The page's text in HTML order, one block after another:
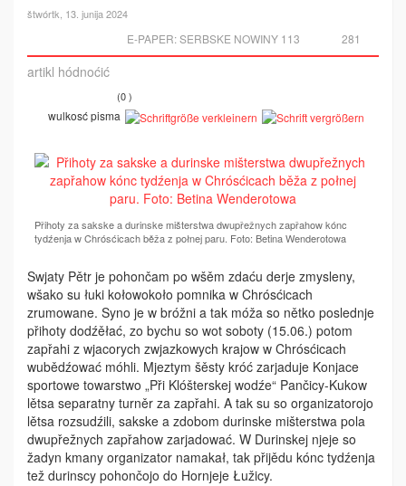
štwórtk, 13. junija 2024
281
E-PAPER:SERBSKE NOWINY 113
artikl hódnoćić
(0 )
wulkosć pisma
Přihoty za sakske a durinske mišterstwa dwupřežnych zapřahow kónc
tydźenja w Chrósćicach běža z połnej paru. Foto: Betina Wenderotowa
Swjaty Pětr je pohončam po wšěm zdaću derje zmysleny,
wšako su łuki kołowokoło pomnika w Chrósćicach
zrumowane. Syno je w bróžni a tak móža so nětko poslednje
přihoty dodźěłać, zo bychu so wot soboty (15.06.) potom
zapřahi z wjacorych zwjazkowych krajow w Chrósćicach
wubědźować móhli. Mjeztym šěsty króć zarjaduje Konjace
sportowe towarstwo „Při Klóšterskej wodźe“ Pančicy-Kukow
lětsa separatny turněr za zapřahi. A tak su so organizatorojo
lětsa rozsudźili, sakske a zdobom durinske mišterstwa pola
dwupřežnych zapřahow zarjadować. W Durinskej njeje so
žadyn kmany organizator namakał, tak přijědu kónc tydźenja
tež durinscy pohončojo do Hornjeje Łužicy.